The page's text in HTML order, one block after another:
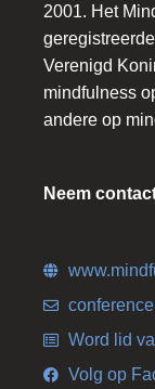
2001. Het
Verenigd
mindfulness
andere op
Neem
Word lid
Volg op